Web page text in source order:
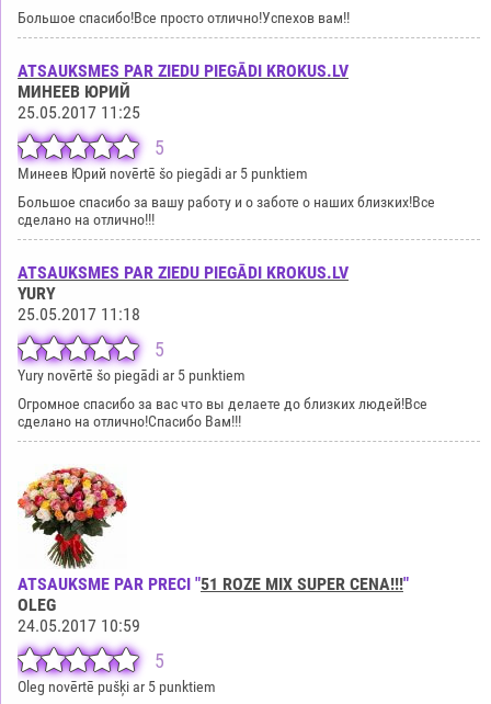
Большое спасибо!Все просто отлично!Успехов вам!!
ATSAUKSMES PAR ZIEDU PIEGĀDI KROKUS.LV
МИНЕЕВ ЮРИЙ
25.05.2017 11:25
5
Минеев Юрий novērtē šo piegādi ar 5 punktiem
Большое спасибо за вашу работу и о заботе о наших близких!Все
сделано на отлично!!!
ATSAUKSMES PAR ZIEDU PIEGĀDI KROKUS.LV
YURY
25.05.2017 11:18
5
Yury novērtē šo piegādi ar 5 punktiem
Огромное спасибо за вас что вы делаете до близких людей!Все
сделано на отлично!Спасибо Вам!!!
ATSAUKSME PAR PRECI "51 ROZE MIX SUPER CENA!!!"
OLEG
24.05.2017 10:59
5
Oleg novērtē pušķi ar 5 punktiem